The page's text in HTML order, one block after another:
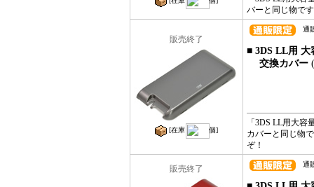
バーと同じ物で
販売終了
[在庫 個]
通
■ 3DS LL用 大
交換カバー
「3DS LL用大
カバーと同じ物
ぞ！
販売終了 通